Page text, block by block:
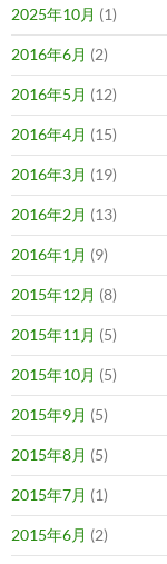
2025年10月 (1)
2016年6月 (2)
2016年5月 (12)
2016年4月 (15)
2016年3月 (19)
2016年2月 (13)
2016年1月 (9)
2015年12月 (8)
2015年11月 (5)
2015年10月 (5)
2015年9月 (5)
2015年8月 (5)
2015年7月 (1)
2015年6月 (2)